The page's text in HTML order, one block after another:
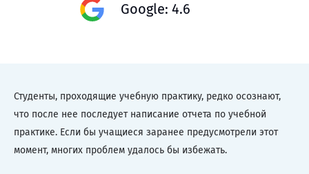
Google: 4.6
Студенты, проходящие учебную практику, редко осознают,
что после нее последует написание отчета по учебной
практике. Если бы учащиеся заранее предусмотрели этот
момент, многих проблем удалось бы избежать.